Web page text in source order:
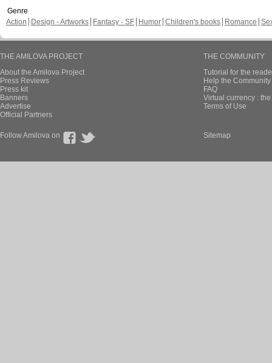
Genre
Action
Design - Artworks Fantasy - SF Humor Children's books Romance
THE AMILOVA PROJECT
About the Amilova Project
Press Reviews
Press kit
Banners
Advertise
Official Partners
THE COMMUNITY
Tutorial for the
Help the
FAQ
Virtual currency :
Terms of Use
Follow Amilova on Sitemap